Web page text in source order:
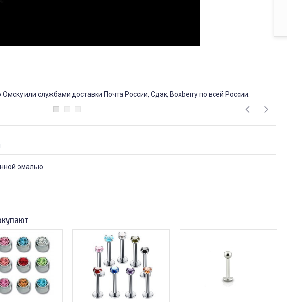
или службами доставки Почта России, Сдэк, Boxberry по всей России.
эмалью.